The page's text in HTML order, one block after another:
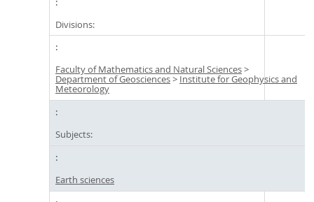
Divisions:
Faculty of Mathematics and Natural Sciences>
Department of Geosciences> Institute for Geophysics and
Meteorology
Subjects:
Earth sciences